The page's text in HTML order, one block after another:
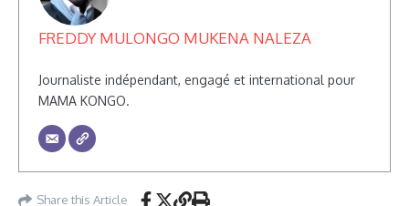
FREDDY MULONGO MUKENA NALEZA
Journaliste indépendant, engagé et international pour
MAMA KONGO.
Share this Article